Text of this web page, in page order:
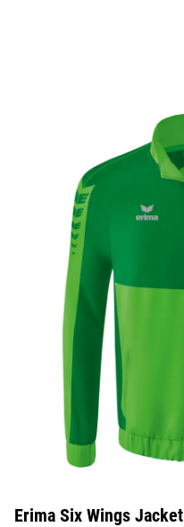
Erima Six Wings Jacket